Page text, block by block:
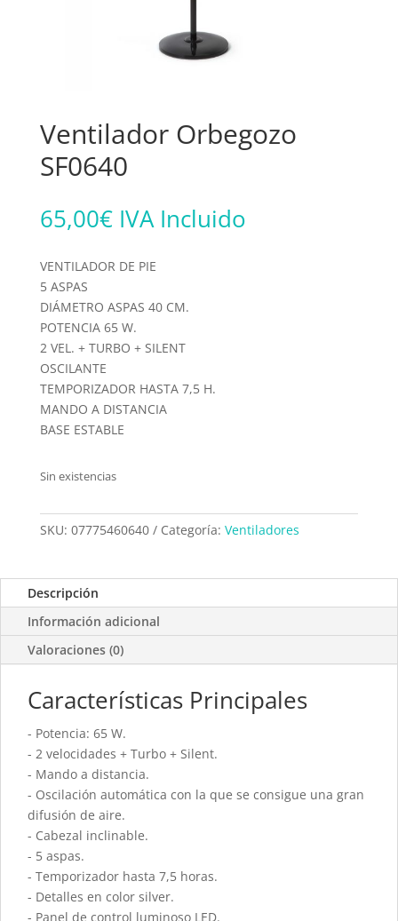
Ventilador Orbegozo
SF0640
65,00€ IVA Incluido
VENTILADOR DE PIE
5 ASPAS
DIÁMETRO ASPAS 40 CM.
POTENCIA 65 W.
2 VEL. + TURBO + SILENT
OSCILANTE
TEMPORIZADOR HASTA 7,5 H.
MANDO A DISTANCIA
BASE ESTABLE
Sin existencias
SKU: 07775460640 Categoría: Ventiladores
Descripción
Información adicional
Valoraciones (0)
Características Principales
- Potencia: 65 W.
- 2 velocidades + Turbo + Silent.
- Mando a distancia.
- Oscilación automática con la que se consigue una gran
difusión de aire.
- Cabezal inclinable.
- 5 aspas.
- Temporizador hasta 7,5 horas.
- Detalles en color silver.
- Panel de control luminoso LED.